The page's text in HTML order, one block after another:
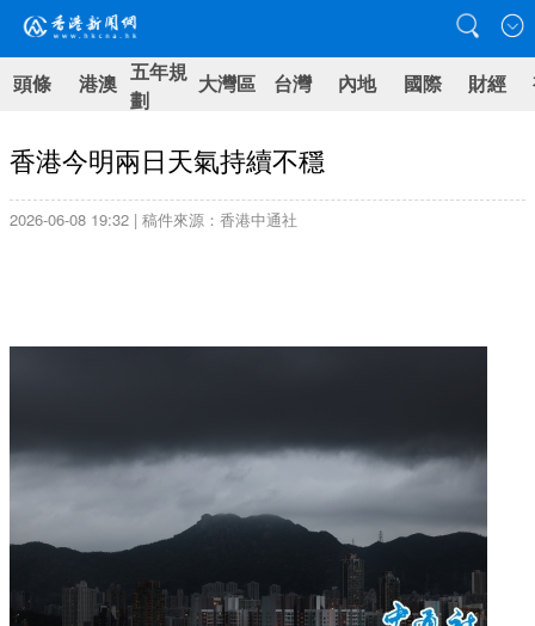
頭條 港澳 五年規
劃
大灣區 台灣 內地 國際 財經
香港今明兩日天氣持續不穩
2026-06-08 19:32 | 稿件來源：香港中通社